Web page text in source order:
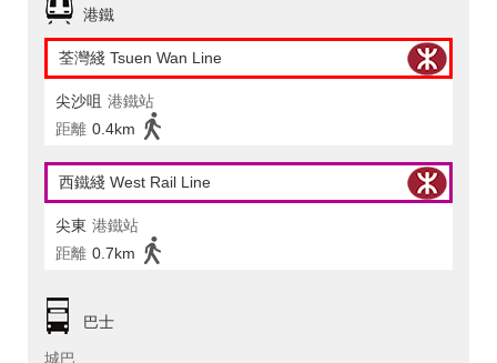
港鐵
荃灣綫 Tsuen Wan Line
尖沙咀 港鐵站
距離 0.4km
西鐵綫 West Rail Line
尖東 港鐵站
距離 0.7km
巴士
城巴